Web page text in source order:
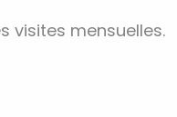
visites mensuelles.